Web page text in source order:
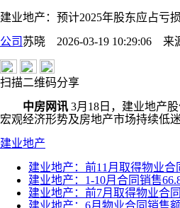
建业地产：预计2025年股东应占亏
公司 苏晓 2026-03-19 10:29:06 来
扫描二维码分享
中房网讯 3月18日，建业地产
宏观经济形势及房地产市场持续低
建业地产
建业地产：前11月取得物业合
建业地产：1-10月合同销售
建业地产：前7月取得物业合
建业地产：6月物业合同销售